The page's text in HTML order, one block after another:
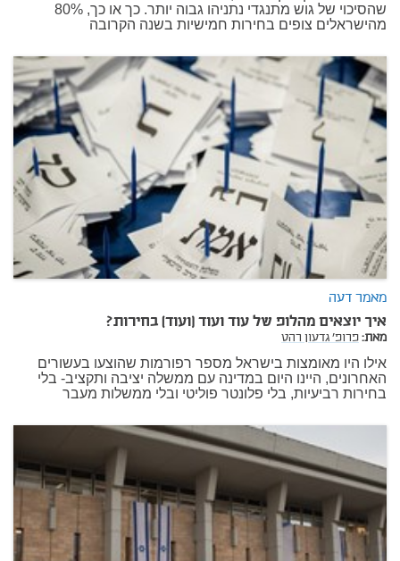
שהסיכוי של גוש מתנגדי נתניהו גבוה יותר. כך או כך, 80%
מהישראלים צופים בחירות חמישיות בשנה הקרובה
מאמר דעה
איך יוצאים מהלופ של עוד ועוד (ועוד) בחירות?
מאת:פרופ' גדעון רהט
אילו היו מאומצות בישראל מספר רפורמות שהוצעו בעשורים
האחרונים, היינו היום במדינה עם ממשלה יציבה ותקציב- בלי
בחירות רביעיות, בלי פלונטר פוליטי ובלי ממשלות מעבר